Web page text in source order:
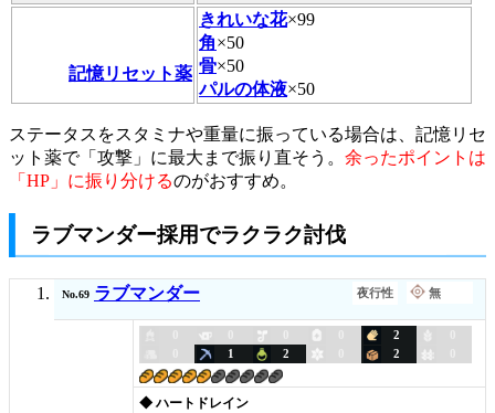
記憶リセット薬
きれいな花×99
角×50
骨×50
パルの体液×50
ステータスをスタミナや重量に振っている場合は、記憶リセ
ット薬で「攻撃」に最大まで振り直そう。 余ったポイントは
「HP」に振り分けるのがおすすめ。
ラブマンダー採用でラクラク討伐
No.69 ラブマンダー 夜行性
2
1 2 2
◆ ハートドレイン